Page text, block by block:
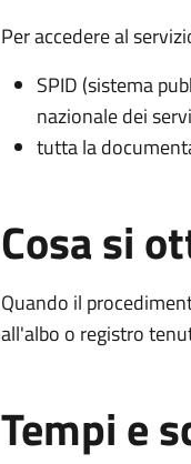
Per accedere al
SPID (sistema
nazionale dei
tutta la
Cosa si
Quando il
all'albo o registro
Tempi e